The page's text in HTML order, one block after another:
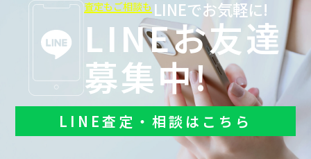
査定もご相談も LINEでお気軽に!
LINEお友達
募集中!
LINE査定・相談はこちら